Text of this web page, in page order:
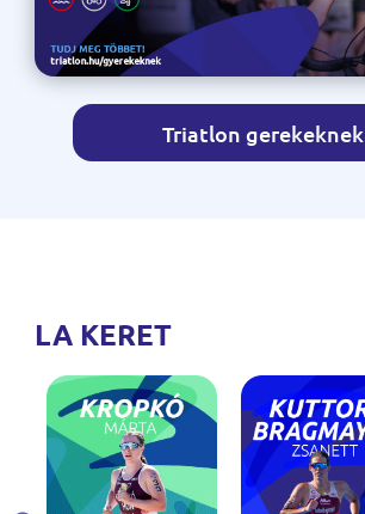
Triatlon gerekeknek
LA KERET